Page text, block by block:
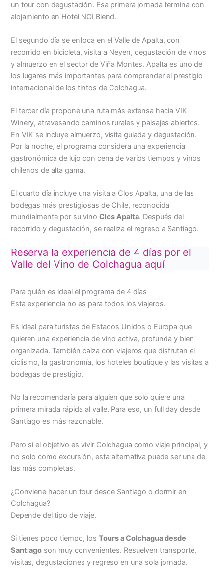
un tour con degustación. Esa primera jornada termina con
alojamiento en Hotel NOI Blend.
El segundo día se enfoca en el Valle de Apalta, con
recorrido en bicicleta, visita a Neyen, degustación de vinos
y almuerzo en el sector de Viña Montes. Apalta es uno de
los lugares más importantes para comprender el prestigio
internacional de los tintos de Colchagua.
El tercer día propone una ruta más extensa hacia VIK
Winery, atravesando caminos rurales y paisajes abiertos.
En VIK se incluye almuerzo, visita guiada y degustación.
Por la noche, el programa considera una experiencia
gastronómica de lujo con cena de varios tiempos y vinos
chilenos de alta gama.
El cuarto día incluye una visita a Clos Apalta, una de las
bodegas más prestigiosas de Chile, reconocida
mundialmente por su vinoClos Apalta. Después del
recorrido y degustación, se realiza el regreso a Santiago.
Reserva la experiencia de 4 días por el
Valle del Vino de Colchagua aquí
Para quién es ideal el programa de 4 días
Esta experiencia no es para todos los viajeros.
Es ideal para turistas de Estados Unidos o Europa que
quieren una experiencia de vino activa, profunda y bien
organizada. También calza con viajeros que disfrutan el
ciclismo, la gastronomía, los hoteles boutique y las visitas a
bodegas de prestigio.
No la recomendaría para alguien que solo quiere una
primera mirada rápida al valle. Para eso, un full day desde
Santiago es más razonable.
Pero si el objetivo es vivir Colchagua como viaje principal, y
no solo como excursión, esta alternativa puede ser una de
las más completas.
¿Conviene hacer un tour desde Santiago o dormir en
Colchagua?
Depende del tipo de viaje.
Si tienes poco tiempo, losTours a Colchagua desde
Santiago son muy convenientes. Resuelven transporte,
visitas, degustaciones y regreso en una sola jornada.